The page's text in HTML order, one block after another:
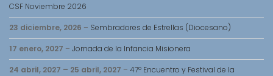
CSF Noviembre 2026
23 diciembre, 2026 – Sembradores de Estrellas (Diocesano)
17 enero, 2027 – Jornada de la Infancia Misionera
24 abril, 2027 – 25 abril, 2027 – 47º Encuentro y Festival de la